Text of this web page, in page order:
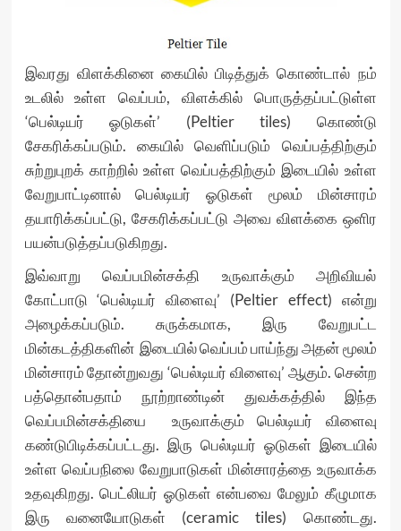
இவரது விளக்கினை கையில் பிடித்துக் கொண்டால் நம்
உடலில் உள்ள வெப்பம், விளக்கில் பொருத்தப்பட்டுள்ள
‘பெல்டியர் ஓடுகள்’ (Peltier tiles) கொண்டு
சேகரிக்கப்படும். கையில் வெளிப்படும் வெப்பத்திற்கும்
சுற்றுபுறக் காற்றில் உள்ள வெப்பத்திற்கும் இடையில் உள்ள
வேறுபாட்டினால் பெல்டியர் ஓடுகள் மூலம் மின்சாரம்
தயாரிக்கப்பட்டு, சேகரிக்கப்பட்டு அவை விளக்கை ஒளிர
பயன்படுத்தப்படுகிறது.
இவ்வாறு வெப்பமின்சக்தி உருவாக்கும் அறிவியல்
கோட்பாடு ‘பெல்டியர் விளைவு’ (Peltier effect) என்று
அழைக்கப்படும். சுருக்கமாக, இரு வேறுபட்ட
மின்கடத்திகளின் இடையில் வெப்பம் பாய்ந்து அதன் மூலம்
மின்சாரம் தோன்றுவது ‘பெல்டியர் விளைவு’ ஆகும். சென்ற
பத்தொன்பதாம் நூற்றாண்டின் துவக்கத்தில் இந்த
வெப்பமின்சக்தியை உருவாக்கும் பெல்டியர் விளைவு
கண்டுபிடிக்கப்பட்டது. இரு பெல்டியர் ஓடுகள் இடையில்
உள்ள வெப்பநிலை வேறுபாடுகள் மின்சாரத்தை உருவாக்க
உதவுகிறது. பெட்லியர் ஓடுகள் என்பவை மேலும் கீழுமாக
இரு வனையோடுகள் (ceramic tiles) கொண்டது.